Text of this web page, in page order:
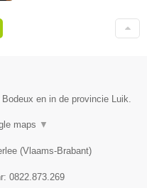
en in de provincie Luik.
maps ▼
(Vlaams-Brabant)
0822.873.269